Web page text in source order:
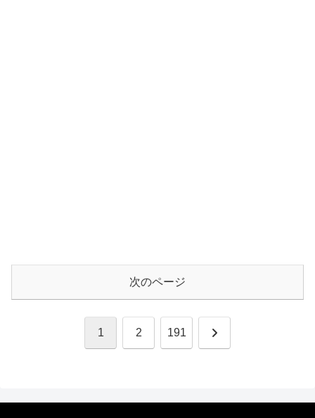
次のページ
1 2 191 次